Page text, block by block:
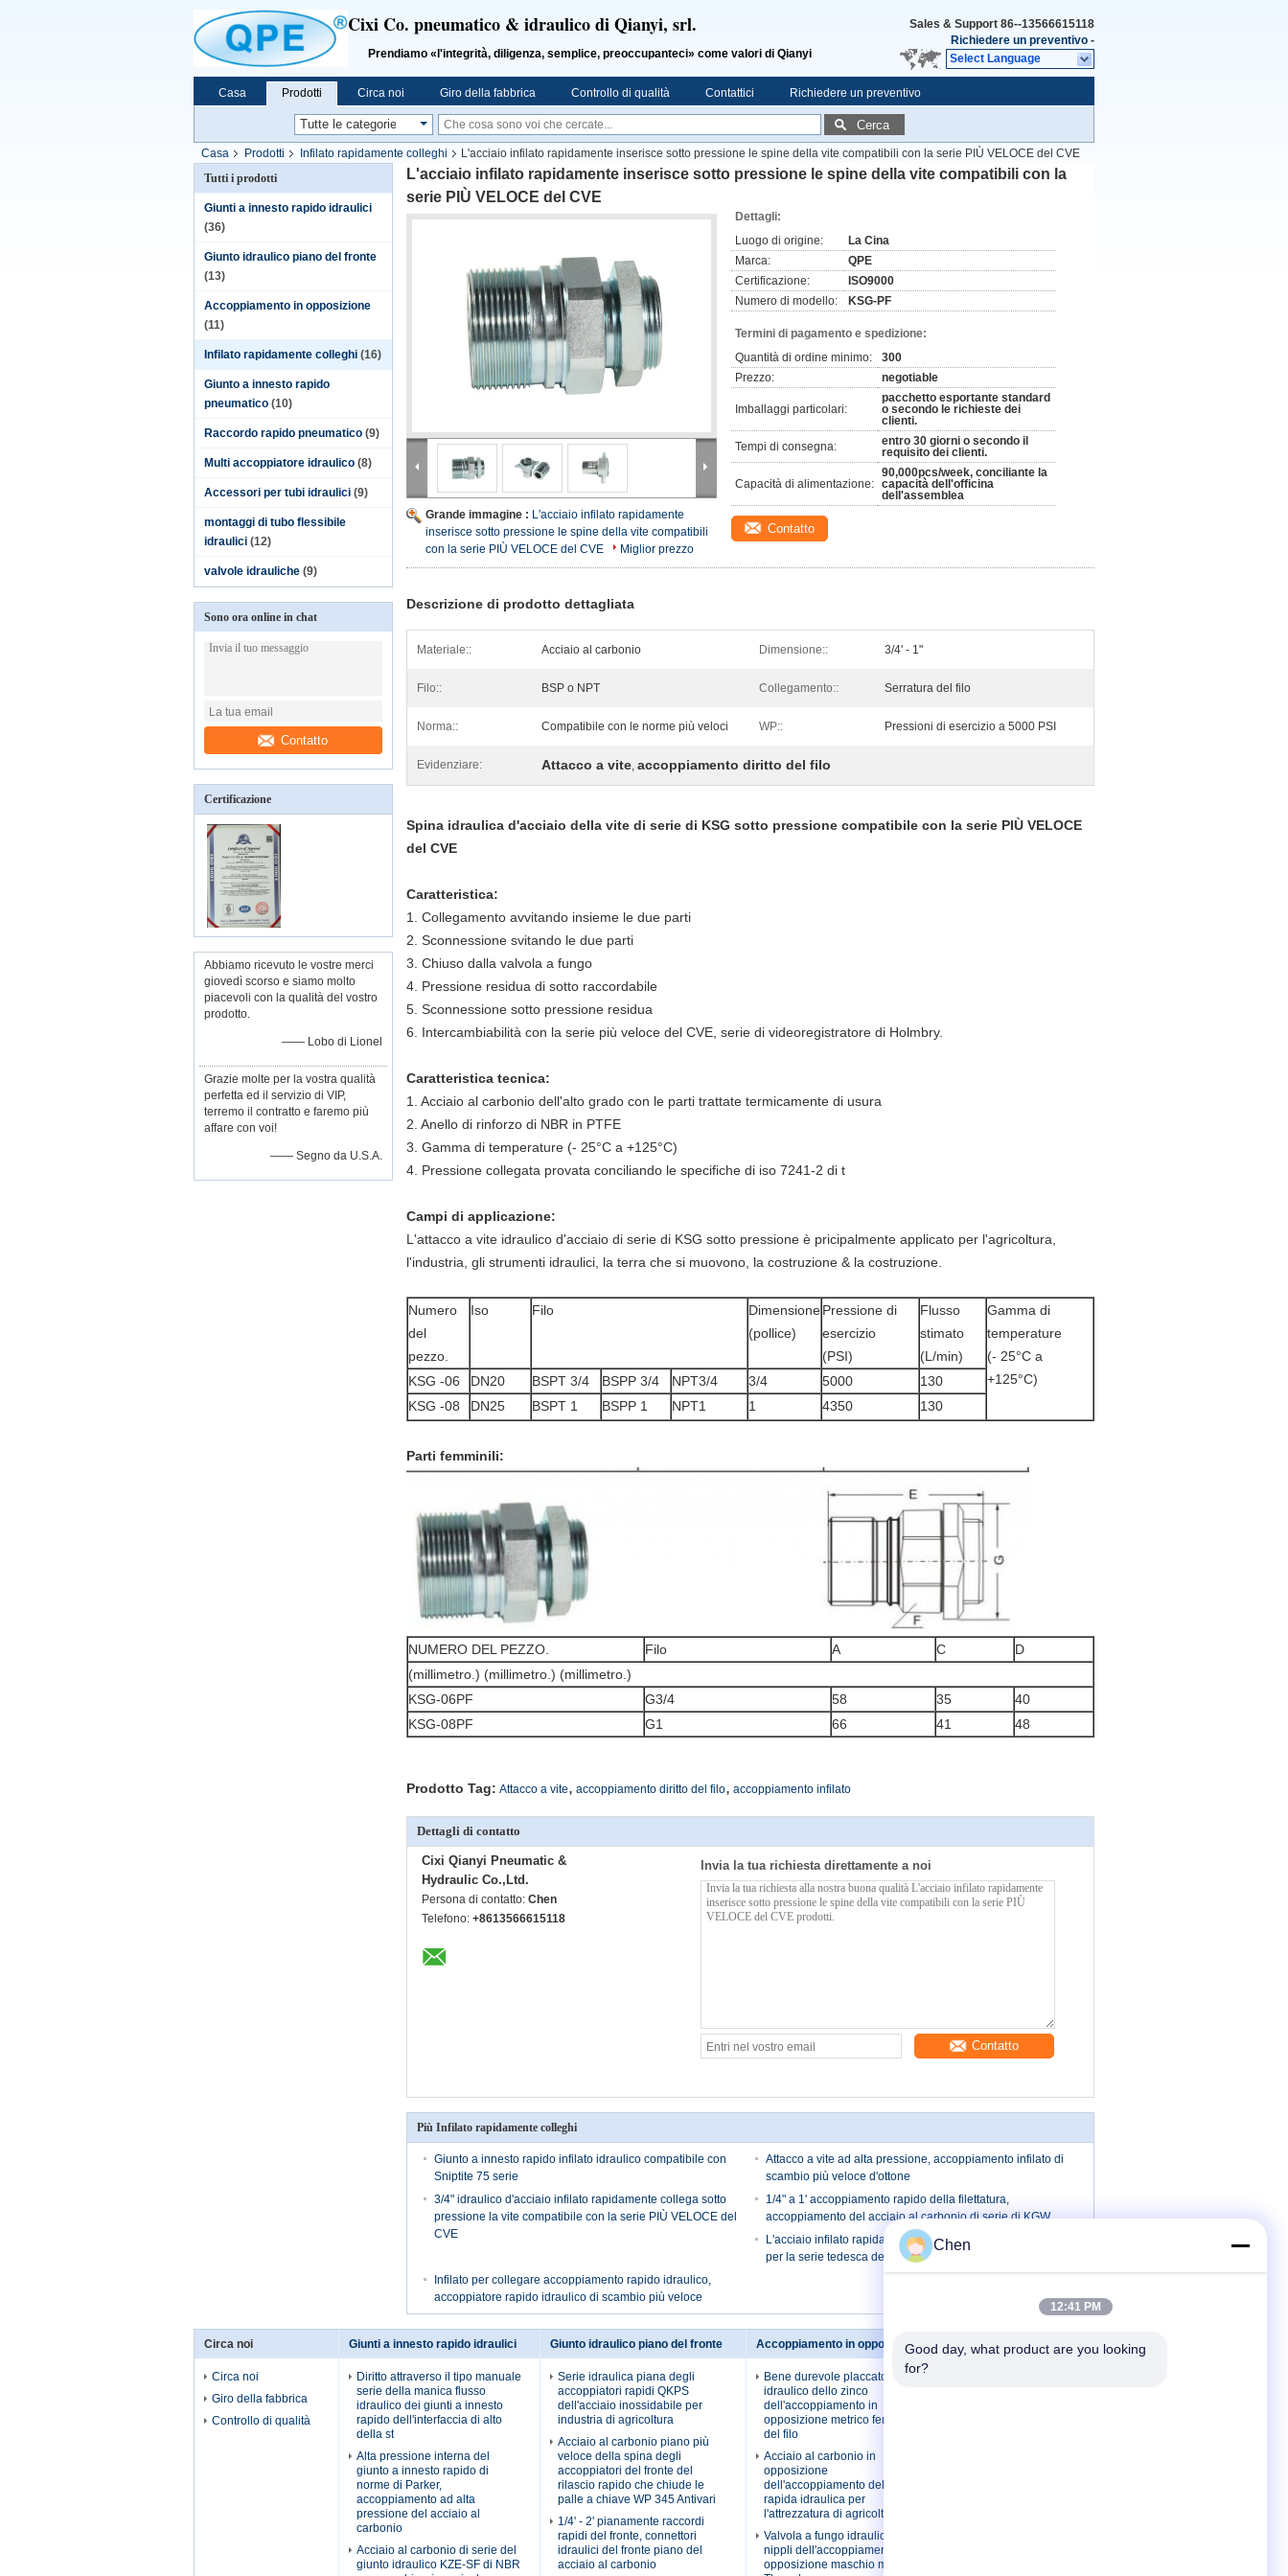
Cixi Co. pneumatico & idraulico di Qianyi, srl.
Prendiamo «l'integrità, diligenza, semplice, preoccupanteci» come valori di Qianyi
Sales & Support 86--13566615118
Richiedere un preventivo -
Select Language
Casa Prodotti Circa noi Giro della fabbrica Controllo di qualità Contattici Richiedere un preventivo
Cerca
Casa Prodotti Infilato rapidamente colleghi
L'acciaio infilato rapidamente inserisce sotto pressione le spine della vite compatibili con la serie PIÙ VELOCE del CVE
Tutti i prodotti
Giunti a innesto rapido idraulici
(36)
Giunto idraulico piano del fronte
(13)
Accoppiamento in opposizione
(11)
Infilato rapidamente colleghi (16)
Giunto a innesto rapido
pneumatico (10)
Raccordo rapido pneumatico (9)
Multi accoppiatore idraulico (8)
Accessori per tubi idraulici (9)
montaggi di tubo flessibile
idraulici (12)
valvole idrauliche (9)
Sono ora online in chat
Contatto
Certificazione
Abbiamo ricevuto le vostre merci
giovedì scorso e siamo molto
piacevoli con la qualità del vostro
prodotto.
—— Lobo di Lionel
Grazie molte per la vostra qualità
perfetta ed il servizio di VIP,
terremo il contratto e faremo più
affare con voi!
—— Segno da U.S.A.
L'acciaio infilato rapidamente inserisce sotto pressione le spine della vite compatibili con la
serie PIÙ VELOCE del CVE
Grande immagine : L'acciaio infilato rapidamente
inserisce sotto pressione le spine della vite compatibili
con la serie PIÙ VELOCE del CVE
Miglior prezzo
Dettagli:
Luogo di origine:
La Cina
Marca:
QPE
Certificazione:
ISO9000
Numero di modello:
KSG-PF
Termini di pagamento e spedizione:
Quantità di ordine minimo:
300
Prezzo:
negotiable
Imballaggi particolari:
pacchetto esportante standard
o secondo le richieste dei
clienti.
Tempi di consegna:
entro 30 giorni o secondo il
requisito dei clienti.
Capacità di alimentazione:
90,000pcs/week, conciliante la
capacità dell'officina
dell'assemblea
Contatto
Descrizione di prodotto dettagliata
Materiale:: Acciaio al carbonio Dimensione:: 3/4' - 1"
Filo:: BSP o NPT Collegamento:: Serratura del filo
Norma:: Compatibile con le norme più veloci WP:: Pressioni di esercizio a 5000 PSI
Evidenziare: Attacco a vite, accoppiamento diritto del filo
Spina idraulica d'acciaio della vite di serie di KSG sotto pressione compatibile con la serie PIÙ VELOCE
del CVE
Caratteristica:
1. Collegamento avvitando insieme le due parti
2. Sconnessione svitando le due parti
3. Chiuso dalla valvola a fungo
4. Pressione residua di sotto raccordabile
5. Sconnessione sotto pressione residua
6. Intercambiabilità con la serie più veloce del CVE, serie di videoregistratore di Holmbry.
Caratteristica tecnica:
1. Acciaio al carbonio dell'alto grado con le parti trattate termicamente di usura
2. Anello di rinforzo di NBR in PTFE
3. Gamma di temperature (- 25°C a +125°C)
4. Pressione collegata provata conciliando le specifiche di iso 7241-2 di t
Campi di applicazione:
L'attacco a vite idraulico d'acciaio di serie di KSG sotto pressione è pricipalmente applicato per l'agricoltura,
l'industria, gli strumenti idraulici, la terra che si muovono, la costruzione & la costruzione.
Numero
del
pezzo.
Iso Filo
Dimensione
(pollice)
Pressione di
esercizio
(PSI)
Flusso
stimato
(L/min)
Gamma di
temperature
(- 25°C a
+125°C)
KSG -06 DN20 BSPT 3/4 BSPP 3/4 NPT3/4 3/4 5000
130
KSG -08
DN25 BSPT 1 BSPP 1 NPT1 1 4350 130
Parti femminili:
NUMERO DEL PEZZO. Filo A C
D
(millimetro.) (millimetro.) (millimetro.)
KSG-06PF
G3/4 58 35
40
KSG-08PF
G1 66 41 48
Prodotto Tag: Attacco a vite, accoppiamento diritto del filo, accoppiamento infilato
Dettagli di contatto
Cixi Qianyi Pneumatic &
Hydraulic Co.,Ltd.
Persona di contatto: Chen
Telefono: +8613566615118
Invia la tua richiesta direttamente a noi
Contatto
Più Infilato rapidamente colleghi
Giunto a innesto rapido infilato idraulico compatibile con
Sniptite 75 serie
Attacco a vite ad alta pressione, accoppiamento infilato di
scambio più veloce d'ottone
3/4" idraulico d'acciaio infilato rapidamente collega sotto
pressione la vite compatibile con la serie PIÙ VELOCE del
CVE
1/4" a 1' accoppiamento rapido della filettatura,
accoppiamento del acciaio al carbonio di serie di KGW
L'acciaio infilato rapidamente collega la vite per collegarsi
per la serie tedesca del mercato KCV
Infilato per collegare accoppiamento rapido idraulico,
accoppiatore rapido idraulico di scambio più veloce
Circa noi
Circa noi
Giro della fabbrica
Controllo di qualità
Giunti a innesto rapido idraulici
Diritto attraverso il tipo manuale
serie della manica flusso
idraulico dei giunti a innesto
rapido dell'interfaccia di alto
della st
Alta pressione interna del
giunto a innesto rapido di
norme di Parker,
accoppiamento ad alta
pressione del acciaio al
carbonio
Acciaio al carbonio di serie del
giunto idraulico KZE-SF di NBR
Giunto idraulico piano del fronte
Serie idraulica piana degli
accoppiatori rapidi QKPS
dell'acciaio inossidabile per
industria di agricoltura
Acciaio al carbonio piano più
veloce della spina degli
accoppiatori del fronte del
rilascio rapido che chiude le
palle a chiave WP 345 Antivari
1/4' - 2' pianamente raccordi
rapidi del fronte, connettori
idraulici del fronte piano del
acciaio al carbonio
Accoppiamento in opposizione
Bene durevole placcato CR3
idraulico dello zinco
dell'accoppiamento in
opposizione metrico femminile
del filo
Acciaio al carbonio in
opposizione
dell'accoppiamento della spina
rapida idraulica per
l'attrezzatura di agricoltura
Valvola a fungo idraulica dei
nippli dell'accoppiamento in
opposizione maschio metrico di
Contattici
Chen
12:41 PM
Good day, what product are you looking
for?